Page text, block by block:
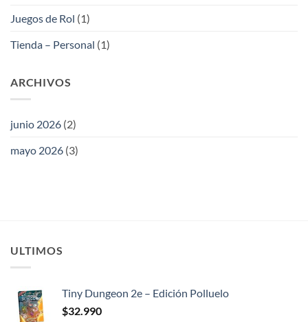
Juegos de Rol (1)
Tienda – Personal (1)
ARCHIVOS
junio 2026 (2)
mayo 2026 (3)
ULTIMOS
Tiny Dungeon 2e – Edición Polluelo
$32.990